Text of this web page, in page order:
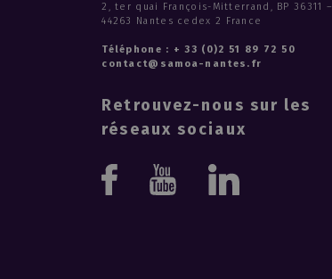
2, ter quai François-Mitterrand, BP 36311 –
44263 Nantes cedex 2 France
Téléphone : + 33 (0)2 51 89 72 50
contact@samoa-nantes.fr
Retrouvez-nous sur les
réseaux sociaux
Youtube